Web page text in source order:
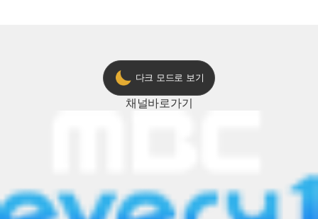
다크 모드로 보기
채널바로가기